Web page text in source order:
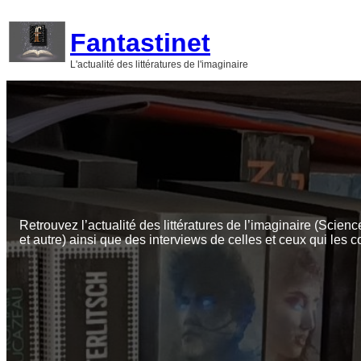
contenu
Fantastinet
L'actualité des littératures de l'imaginaire
Retrouvez l’actualité des littératures de l’imaginaire
et autre) ainsi que des interviews de celles et ceux qui les